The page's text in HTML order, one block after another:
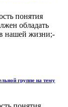
понятия
обладать
нашей жизни;-
группе на тему